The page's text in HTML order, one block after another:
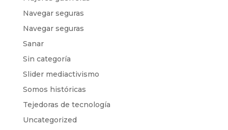
Navegar seguras
Navegar seguras
Sanar
Sin categoría
Slider mediactivismo
Somos históricas
Tejedoras de tecnología
Uncategorized